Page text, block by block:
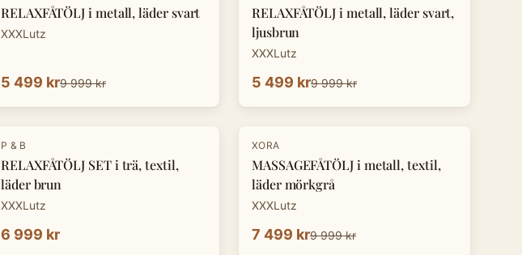
RELAXFÅTÖLJ i metall, läder svart
XXXLutz
5 499 kr9 999 kr
RELAXFÅTÖLJ i metall, läder svart,
ljusbrun
XXXLutz
5 499 kr9 999 kr
P & B
RELAXFÅTÖLJ SET i trä, textil,
läder brun
XXXLutz
6 999 kr
-25%
XORA
MASSAGEFÅTÖLJ i metall, textil,
läder mörkgrå
XXXLutz
7 499 kr9 999 kr